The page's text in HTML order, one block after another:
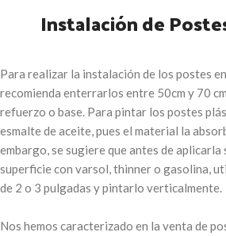
Instalación de
Para realizar la instalación de los postes
recomienda enterrarlos entre 50cm y 70
refuerzo o base. Para pintar los postes
esmalte de aceite, pues el material la
embargo, se sugiere que antes de aplicarla
superficie con varsol, thinner o gasolina,
de 2 o 3 pulgadas y pintarlo verticalmente.
Nos hemos caracterizado en la venta de